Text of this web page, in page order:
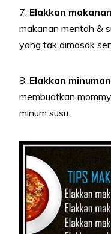
7. Elakkan
makanan mentah &
yang tak dimasak
8. Elakkan
membuatkan
minum susu.